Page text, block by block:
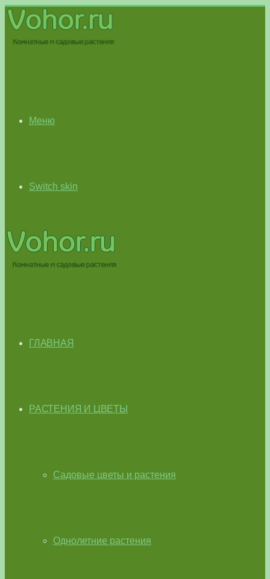
Меню
Switch skin
ГЛАВНАЯ
РАСТЕНИЯ И ЦВЕТЫ
Садовые цветы и растения
Однолетние растения